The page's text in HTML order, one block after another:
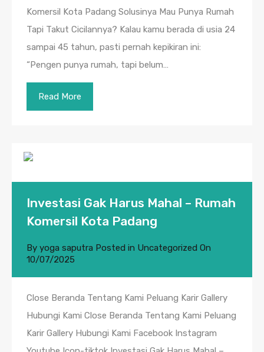
Komersil Kota Padang Solusinya Mau Punya Rumah
Tapi Takut Cicilannya? Kalau kamu berada di usia 24
sampai 45 tahun, pasti pernah kepikiran ini:
“Pengen punya rumah, tapi belum…
Read More
Investasi Gak Harus Mahal – Rumah
Komersil Kota Padang
By yoga saputra Posted in Uncategorized On
10/07/2025
Close Beranda Tentang Kami Peluang Karir Gallery
Hubungi Kami Close Beranda Tentang Kami Peluang
Karir Gallery Hubungi Kami Facebook Instagram